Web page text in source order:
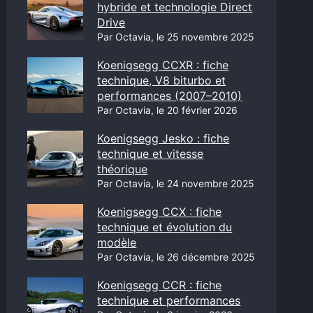
hybride et technologie Direct
Drive
Par Octavia, le 25 novembre 2025
Koenigsegg CCXR : fiche
technique, V8 biturbo et
performances (2007–2010)
Par Octavia, le 20 février 2026
Koenigsegg Jesko : fiche
technique et vitesse
théorique
Par Octavia, le 24 novembre 2025
Koenigsegg CCX : fiche
technique et évolution du
modèle
Par Octavia, le 26 décembre 2025
Koenigsegg CCR : fiche
technique et performances